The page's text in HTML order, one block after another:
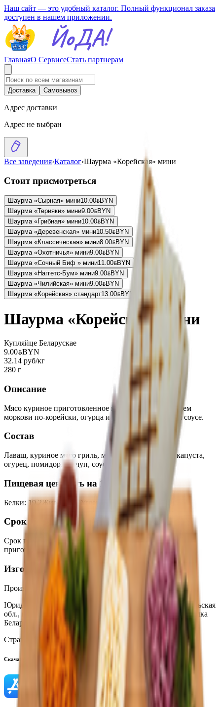
Наш сайт — это удобный каталог. Полный функционал заказа
доступен в нашем приложении.
ГлавнаяО СервисеСтать партнерам
Доставка Самовывоз
Адрес доставки
Адрес не выбран
Все заведения›Каталог›Шаурма «Корейская» мини
Стоит присмотреться
Шаурма «Сырная» мини10.00BYNBYN
Шаурма «Терияки» мини9.00BYNBYN
Шаурма «Грибная» мини10.00BYNBYN
Шаурма «Деревенская» мини10.50BYNBYN
Шаурма «Классическая» мини8.00BYNBYN
Шаурма «Охотничья» мини9.00BYNBYN
Шаурма «Сочный Биф » мини11.00BYNBYN
Шаурма «Наггетс-Бум» мини9.00BYNBYN
Шаурма «Чилийская» мини9.00BYNBYN
Шаурма «Корейская» стандарт13.00BYNBYN
Шаурма «Корейская» мини
Купляйце Беларускае
9.00BYNBYN
32.14 руб/кг
280 г
Описание
Мясо куриное приготовленное на гриле с добавлением
моркови по-корейски, огурца и томата в фирменном соусе.
Состав
Лаваш, куриное мясо гриль, морковь по-корейски, капуста,
огурец, помидор, кетчуп, соус «Белый».
Пищевая ценность на 100г
Белки: 19.2Жиры 48.3Углеводы 22.3Калории 722
Срок годности
Срок годности :4,5 часа при t от +2 до +6°С с момента
приготовления
Изготовитель
Производитель:
ООО «Формула-Едим»
Юридический адрес:
247210, Республика Беларусь, Гомельская
обл., г.Жлобин, ул.Первомайская, д.59а; 247210, Республика
Беларусь, Гомельская обл., г. Жлобин. ул. Красная, 44
Страна производства:
Республика Беларусь
Скачать приложение